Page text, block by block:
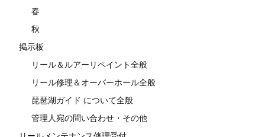
春
秋
掲示板
リール＆ルアーリペイント全般
リール修理＆オーバーホール全般
琵琶湖ガイド について全般
管理人宛の問い合わせ・その他